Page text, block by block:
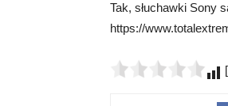
Tak, słuchawki Sony
https://